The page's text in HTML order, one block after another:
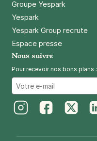
Groupe Yespark
Yespark
Yespark Group recrute
Espace presse
Nous suivre
Pour recevoir nos bons plans :